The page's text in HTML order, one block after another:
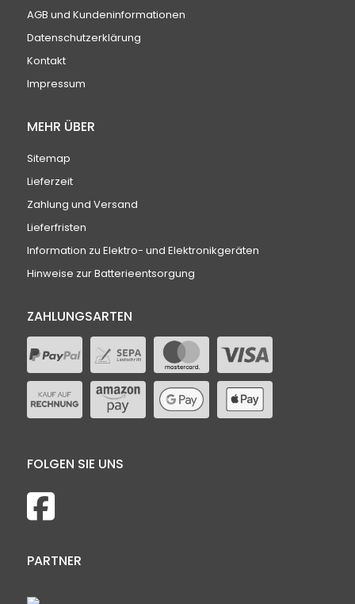
AGB und Kundeninformationen
Datenschutzerklärung
Kontakt
Impressum
MEHR ÜBER
Sitemap
Lieferzeit
Zahlung und Versand
Lieferfristen
Information zu Elektro- und Elektronikgeräten
Hinweise zur Batterieentsorgung
ZAHLUNGSARTEN
FOLGEN SIE UNS
PARTNER